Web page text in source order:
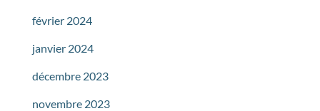
février 2024
janvier 2024
décembre 2023
novembre 2023